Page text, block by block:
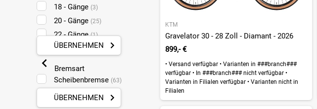
18 - Gänge (3)
20 - Gänge (25)
22 - Gänge(1)
24 - Gänge(2)
ÜBERNEHMEN
Bremsart
Scheibenbremse (63)
ÜBERNEHMEN
KTM
Gravelator 30 - 28 Zoll - Diamant - 2026
899,- €
•Versand verfügbar •Varianten in ###branch###
verfügbar •In ###branch### nicht verfügbar •
Varianten in Filialen verfügbar •Varianten nicht in
Filialen